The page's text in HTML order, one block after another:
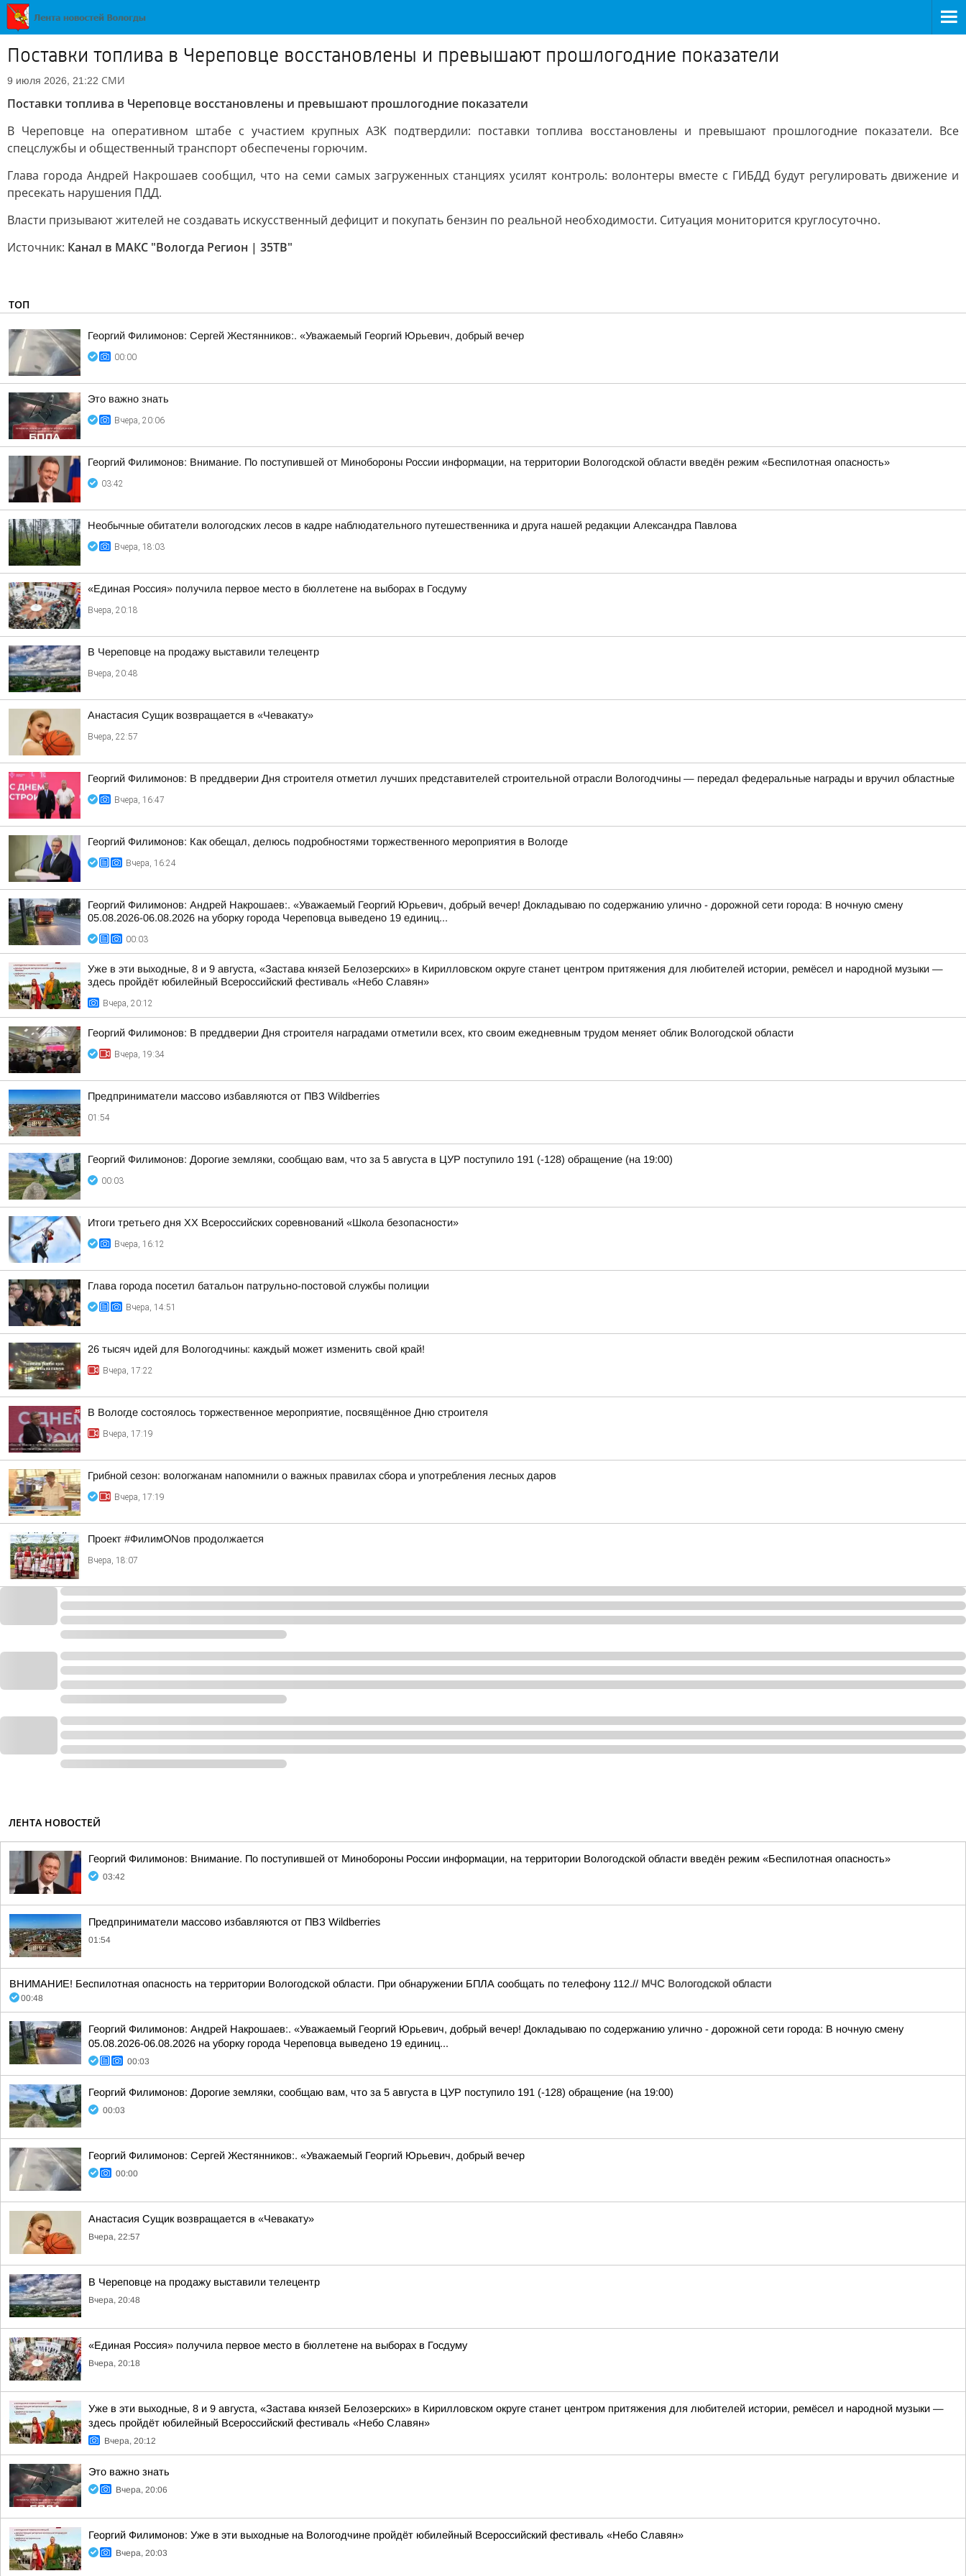
Поставки топлива в Череповце восстановлены и превышают прошлогодние показатели
9 июля 2026, 21:22 СМИ
Поставки топлива в Череповце восстановлены и превышают прошлогодние показатели
В Череповце на оперативном штабе с участием крупных АЗК подтвердили: поставки топлива восстановлены и превышают прошлогодние показатели. Все
спецслужбы и общественный транспорт обеспечены горючим.
Глава города Андрей Накрошаев сообщил, что на семи самых загруженных станциях усилят контроль: волонтеры вместе с ГИБДД будут регулировать движение и
пресекать нарушения ПДД.
Власти призывают жителей не создавать искусственный дефицит и покупать бензин по реальной необходимости. Ситуация мониторится круглосуточно.
Источник: Канал в МАКС "Вологда Регион | 35ТВ"
ТОП
Георгий Филимонов: Сергей Жестянников:. «Уважаемый Георгий Юрьевич, добрый вечер
00:00
Это важно знать
Вчера, 20:06
Георгий Филимонов: Внимание. По поступившей от Минобороны России информации, на территории Вологодской области введён режим «Беспилотная опасность»
03:42
Необычные обитатели вологодских лесов в кадре наблюдательного путешественника и друга нашей редакции Александра Павлова
Вчера, 18:03
«Единая Россия» получила первое место в бюллетене на выборах в Госдуму
Вчера, 20:18
В Череповце на продажу выставили телецентр
Вчера, 20:48
Анастасия Сущик возвращается в «Чевакату»
Вчера, 22:57
Георгий Филимонов: В преддверии Дня строителя отметил лучших представителей строительной отрасли Вологодчины — передал федеральные награды и вручил областные
Вчера, 16:47
Георгий Филимонов: Как обещал, делюсь подробностями торжественного мероприятия в Вологде
Вчера, 16:24
Георгий Филимонов: Андрей Накрошаев:. «Уважаемый Георгий Юрьевич, добрый вечер! Докладываю по содержанию улично - дорожной сети города: В ночную смену
05.08.2026-06.08.2026 на уборку города Череповца выведено 19 единиц...
00:03
Уже в эти выходные, 8 и 9 августа, «Застава князей Белозерских» в Кирилловском округе станет центром притяжения для любителей истории, ремёсел и народной музыки —
здесь пройдёт юбилейный Всероссийский фестиваль «Небо Славян»
Вчера, 20:12
Георгий Филимонов: В преддверии Дня строителя наградами отметили всех, кто своим ежедневным трудом меняет облик Вологодской области
Вчера, 19:34
Предприниматели массово избавляются от ПВЗ Wildberries
01:54
Георгий Филимонов: Дорогие земляки, сообщаю вам, что за 5 августа в ЦУР поступило 191 (-128) обращение (на 19:00)
00:03
Итоги третьего дня XX Всероссийских соревнований «Школа безопасности»
Вчера, 16:12
Глава города посетил батальон патрульно-постовой службы полиции
Вчера, 14:51
26 тысяч идей для Вологодчины: каждый может изменить свой край!
Вчера, 17:22
В Вологде состоялось торжественное мероприятие, посвящённое Дню строителя
Вчера, 17:19
Грибной сезон: вологжанам напомнили о важных правилах сбора и употребления лесных даров
Вчера, 17:19
Проект #ФилимONов продолжается
Вчера, 18:07
ЛЕНТА НОВОСТЕЙ
Георгий Филимонов: Внимание. По поступившей от Минобороны России информации, на территории Вологодской области введён режим «Беспилотная опасность»
03:42
Предприниматели массово избавляются от ПВЗ Wildberries
01:54
ВНИМАНИЕ! Беспилотная опасность на территории Вологодской области. При обнаружении БПЛА сообщать по телефону 112.// МЧС Вологодской области
00:48
Георгий Филимонов: Андрей Накрошаев:. «Уважаемый Георгий Юрьевич, добрый вечер! Докладываю по содержанию улично - дорожной сети города: В ночную смену
05.08.2026-06.08.2026 на уборку города Череповца выведено 19 единиц...
00:03
Георгий Филимонов: Дорогие земляки, сообщаю вам, что за 5 августа в ЦУР поступило 191 (-128) обращение (на 19:00)
00:03
Георгий Филимонов: Сергей Жестянников:. «Уважаемый Георгий Юрьевич, добрый вечер
00:00
Анастасия Сущик возвращается в «Чевакату»
Вчера, 22:57
В Череповце на продажу выставили телецентр
Вчера, 20:48
«Единая Россия» получила первое место в бюллетене на выборах в Госдуму
Вчера, 20:18
Уже в эти выходные, 8 и 9 августа, «Застава князей Белозерских» в Кирилловском округе станет центром притяжения для любителей истории, ремёсел и народной музыки —
здесь пройдёт юбилейный Всероссийский фестиваль «Небо Славян»
Вчера, 20:12
Это важно знать
Вчера, 20:06
Георгий Филимонов: Уже в эти выходные на Вологодчине пройдёт юбилейный Всероссийский фестиваль «Небо Славян»
Вчера, 20:03